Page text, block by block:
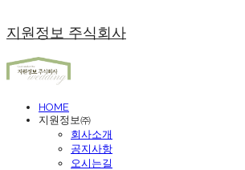
지원정보 주식회사
HOME
지원정보㈜
회사소개
공지사항
오시는길